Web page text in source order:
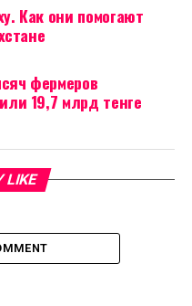
Как они помогают
фермеров
19,7 млрд тенге
LIKE